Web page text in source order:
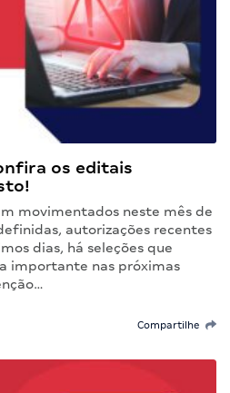
os editais
movimentados neste mês de
autorizações recentes
dias, há seleções que
importante nas próximas
Compartilhe